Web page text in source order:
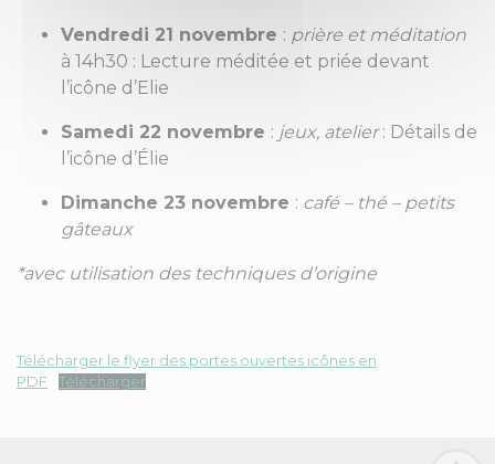
Vendredi 21 novembre : prière et méditation
à 14h30 : Lecture méditée et priée devant
l’icône d’Elie
Samedi 22 novembre : jeux, atelier: Détails de
l’icône d’Élie
Dimanche 23 novembre : café – thé – petits
gâteaux
*avec utilisation des techniques d’origine
Télécharger le flyer des portes ouvertes icônes en
PDF
Télécharger